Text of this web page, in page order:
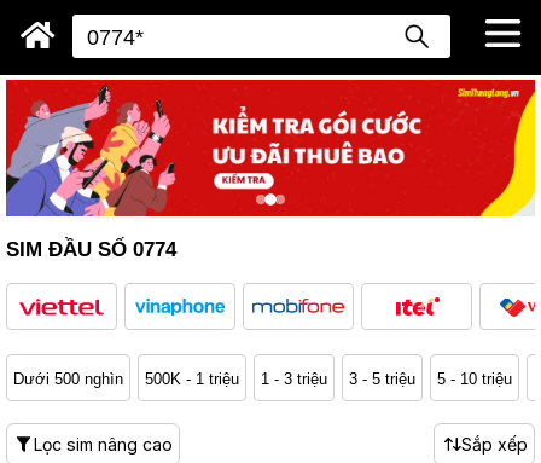
SIM ĐẦU SỐ 0774
Dưới 500 nghìn 500K - 1 triệu 1 - 3 triệu 3 - 5 triệu 5 - 10 triệu
Lọc sim nâng cao Sắp xếp